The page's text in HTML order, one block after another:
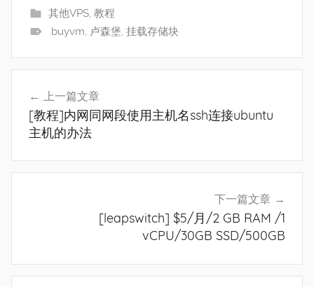
其他VPS, 教程
buyvm 卢森堡 挂载存储块
航
上一篇文章
[教程]内网同网段使用主机名ssh连接ubuntu
主机的办法
下一篇文章
[leapswitch] $5/月/2 GB RAM /1
vCPU/30GB SSD/500GB